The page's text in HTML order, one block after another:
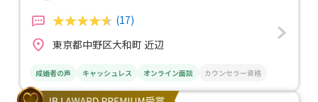
(17)
東京都中野区大和町 近辺
成婚者の声 キャッシュレス オンライン面談 カウンセラー資格